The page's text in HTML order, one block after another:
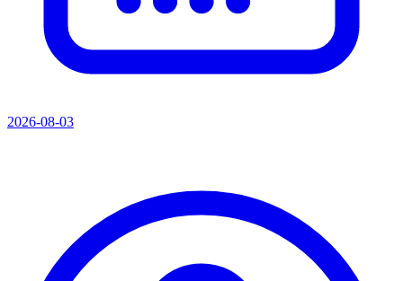
2026-08-03